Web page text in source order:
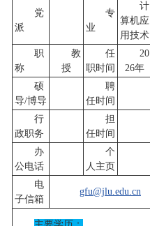
党
派
专
业
计
算机应
用技术
职
称
教
授
任
职时间
20
26年
硕
导/博导
聘
任时间
行
政职务
担
任时间
办
公电话
个
人主页
电
子信箱
gfu@jlu.edu.cn